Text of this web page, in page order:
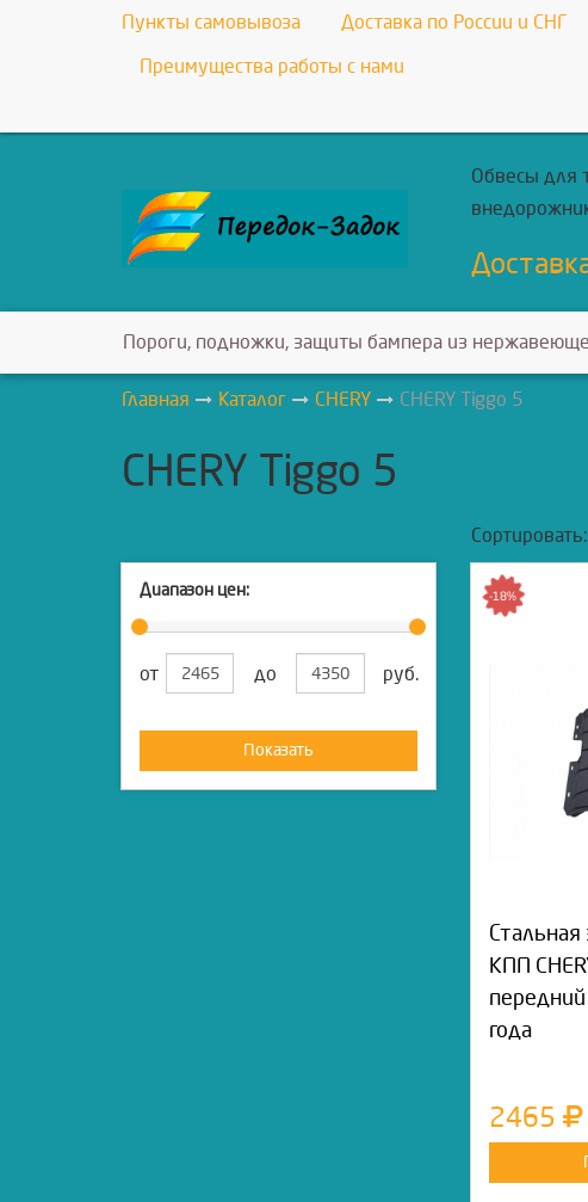
Пункты самовывоза Доставка по России и СНГ
Преимущества работы с нами
Обвесы для
Пороги, подножки, защиты бампера из
Главная Каталог CHERY CHERY Tiggo 5
CHERY Tiggo 5
Сортировать:
Диапазон цен:
от до руб.
Показать
Стальная
КПП
года
-18%
2465